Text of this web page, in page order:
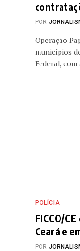
POR
Operação
municípios
Federal,
POLÍCIA
FICCO/
Ceará e
POR